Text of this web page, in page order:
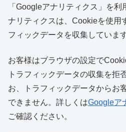
「Googleアナリティクス」を
ナリティクスは、Cookieを使用
フィックデータを収集しています
お客様はブラウザの設定で
トラフィックデータの収集を拒
お、トラフィックデータからお
できません。詳しくはGoogleア
ご確認ください。